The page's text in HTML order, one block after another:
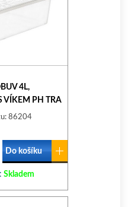
4L,
VÍKEM PH TRA
86204
Do košíku
Skladem